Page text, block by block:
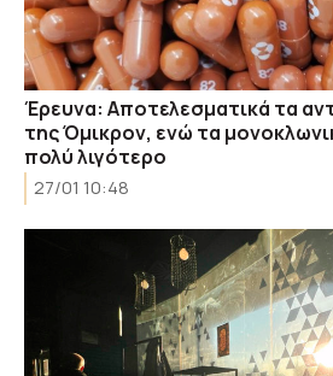
Έρευνα: Αποτελεσματικά τα
της Όμικρον, ενώ τα
πολύ λιγότερο
27/01 10:48